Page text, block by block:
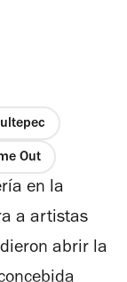
Out
en la
a artistas
abrir la